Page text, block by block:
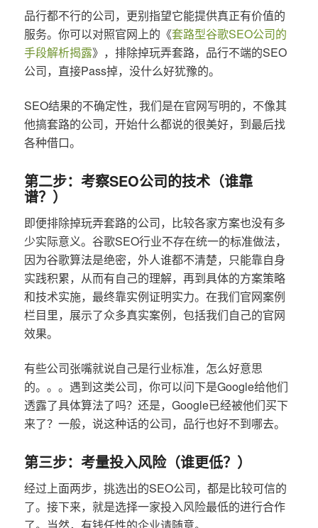
品行都不行的公司，更别指望它能提供真正有价值的
服务。你可以对照官网上的《套路型谷歌SEO公司的
手段解析揭露》，排除掉玩弄套路，品行不端的SEO
公司，直接Pass掉，没什么好犹豫的。
SEO结果的不确定性，我们是在官网写明的，不像其
他搞套路的公司，开始什么都说的很美好，到最后找
各种借口。
第二步：考察SEO公司的技术（谁靠
谱？）
即便排除掉玩弄套路的公司，比较各家方案也没有多
少实际意义。谷歌SEO行业不存在统一的标准做法，
因为谷歌算法是绝密，外人谁都不清楚，只能靠自身
实践积累，从而有自己的理解，再到具体的方案策略
和技术实施，最终靠实例证明实力。在我们官网案例
栏目里，展示了众多真实案例，包括我们自己的官网
效果。
有些公司张嘴就说自己是行业标准，怎么好意思
的。。。遇到这类公司，你可以问下是Google给他们
透露了具体算法了吗？还是，Google已经被他们买下
来了？一般，说这种话的公司，品行也好不到哪去。
第三步：考量投入风险（谁更低？）
经过上面两步，挑选出的SEO公司，都是比较可信的
了。接下来，就是选择一家投入风险最低的进行合作